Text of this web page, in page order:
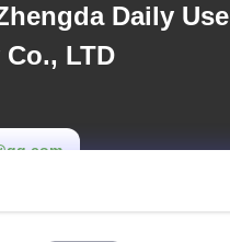
Daily Use
LTD